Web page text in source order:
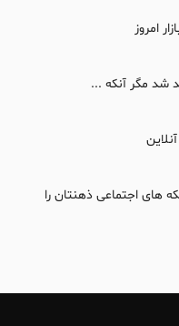
امروز
شد مگر آنکه ...
های اجتماعی ذهنتان را